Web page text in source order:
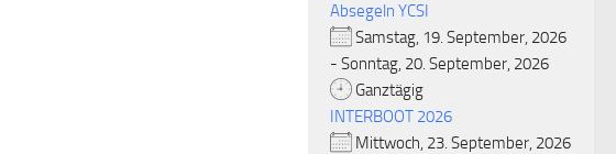
Absegeln YCSI
Samstag, 19. September, 2026
- Sonntag, 20. September, 2026
Ganztägig
INTERBOOT 2026
Mittwoch, 23. September, 2026